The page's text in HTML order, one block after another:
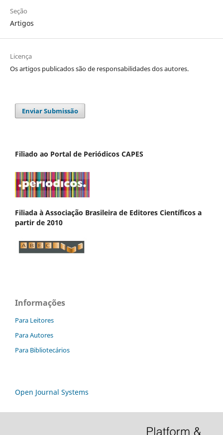
Seção
Artigos
Licença
Os artigos publicados são de responsabilidades dos autores.
Enviar Submissão
Filiado ao Portal de Periódicos CAPES
Filiada à Associação Brasileira de Editores Científicos a
partir de 2010
Informações
Para Leitores
Para Autores
Para Bibliotecários
Open Journal Systems